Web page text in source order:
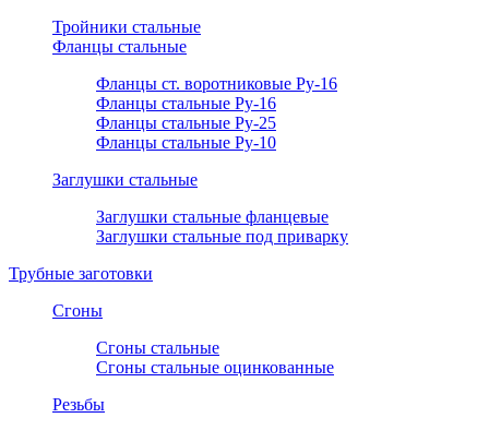
Тройники стальные
Фланцы стальные
Фланцы ст. воротниковые Ру-16
Фланцы стальные Ру-16
Фланцы стальные Ру-25
Фланцы стальные Ру-10
Заглушки стальные
Заглушки стальные фланцевые
Заглушки стальные под приварку
Трубные заготовки
Сгоны
Сгоны стальные
Сгоны стальные оцинкованные
Резьбы